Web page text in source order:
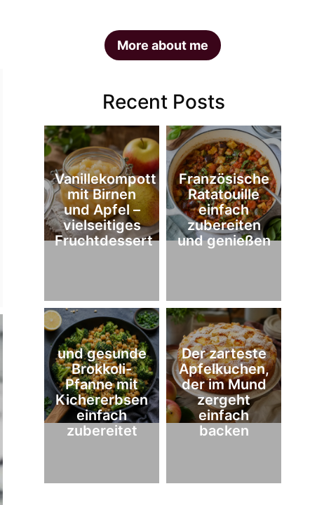
More about me
Recent Posts
Vanillekompott
mit Birnen
und Apfel –
vielseitiges
Fruchtdessert
Französische
Ratatouille
einfach
zubereiten
und genießen
und gesunde
Brokkoli-
Pfanne mit
Kichererbsen
einfach
zubereitet
Der zarteste
Apfelkuchen,
der im Mund
zergeht
einfach
backen